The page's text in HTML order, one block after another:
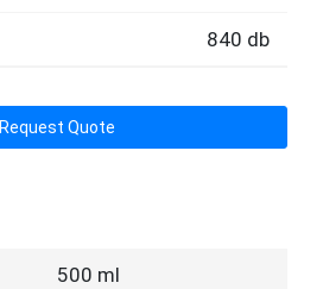
840 db
Request Quote
500 ml